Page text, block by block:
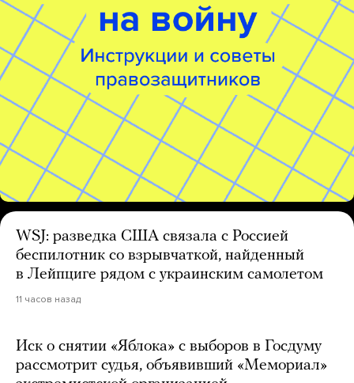
WSJ: разведка США связала с Россией
беспилотник со взрывчаткой, найденный
в Лейпциге рядом с украинским самолетом
11 часов назад
Иск о снятии «Яблока» с выборов в Госдуму
рассмотрит судья, объявивший «Мемориал»